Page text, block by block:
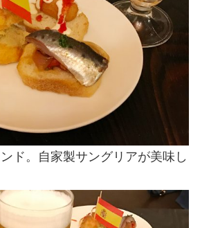
ド。自家製サングリアが美味し